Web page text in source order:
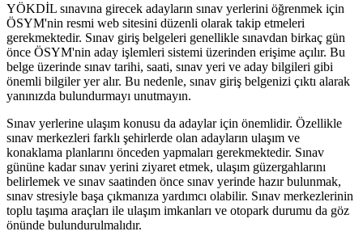
YÖKDİL sınavına girecek adayların sınav yerlerini öğrenmek için
ÖSYM'nin resmi web sitesini düzenli olarak takip etmeleri
gerekmektedir. Sınav giriş belgeleri genellikle sınavdan birkaç gün
önce ÖSYM'nin aday işlemleri sistemi üzerinden erişime açılır. Bu
belge üzerinde sınav tarihi, saati, sınav yeri ve aday bilgileri gibi
önemli bilgiler yer alır. Bu nedenle, sınav giriş belgenizi çıktı alarak
yanınızda bulundurmayı unutmayın.
Sınav yerlerine ulaşım konusu da adaylar için önemlidir. Özellikle
sınav merkezleri farklı şehirlerde olan adayların ulaşım ve
konaklama planlarını önceden yapmaları gerekmektedir. Sınav
gününe kadar sınav yerini ziyaret etmek, ulaşım güzergahlarını
belirlemek ve sınav saatinden önce sınav yerinde hazır bulunmak,
sınav stresiyle başa çıkmanıza yardımcı olabilir. Sınav merkezlerinin
toplu taşıma araçları ile ulaşım imkanları ve otopark durumu da göz
önünde bulundurulmalıdır.